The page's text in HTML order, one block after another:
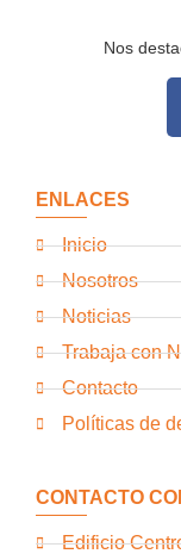
Nos
ENLACES
Inicio
Nosotros
Noticias
Trabaja con
Contacto
Políticas de
CONTACTO
Edificio